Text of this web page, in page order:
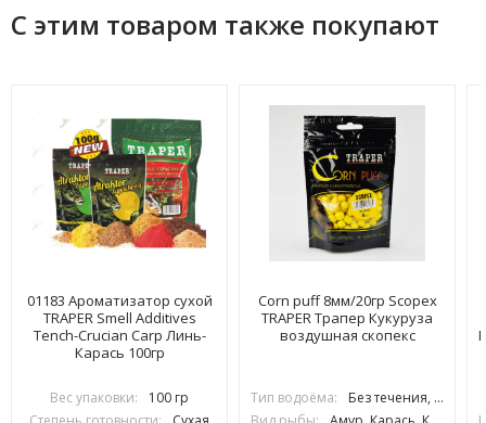
С этим товаром также покупают
01183 Ароматизатор сухой
TRAPER Smell Additives
Tench-Crucian Carp Линь-
Карась 100гр
Вес упаковки:
100 гр
Corn puff 8мм/20гр Scopex
TRAPER Трапер Кукуруза
воздушная скопекс
Тип водоёма:
Без течения, С течением